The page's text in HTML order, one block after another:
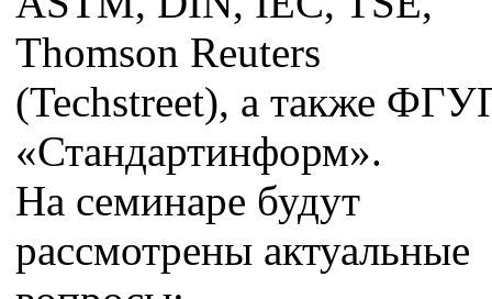
Thomson Reuters
(Techstreet), а также
«Стандартинформ».
На семинаре будут
рассмотрены актуальные